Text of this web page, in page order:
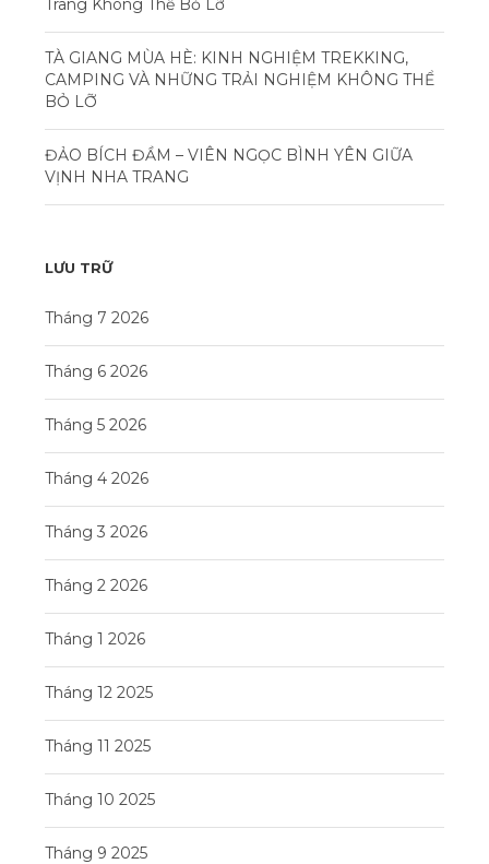
Trang Không Thể Bỏ Lỡ
TÀ GIANG MÙA HÈ: KINH NGHIỆM TREKKING,
CAMPING VÀ NHỮNG TRẢI NGHIỆM KHÔNG THỂ
BỎ LỠ
ĐẢO BÍCH ĐẦM – VIÊN NGỌC BÌNH YÊN GIỮA
VỊNH NHA TRANG
LƯU TRỮ
Tháng 7 2026
Tháng 6 2026
Tháng 5 2026
Tháng 4 2026
Tháng 3 2026
Tháng 2 2026
Tháng 1 2026
Tháng 12 2025
Tháng 11 2025
Tháng 10 2025
Tháng 9 2025